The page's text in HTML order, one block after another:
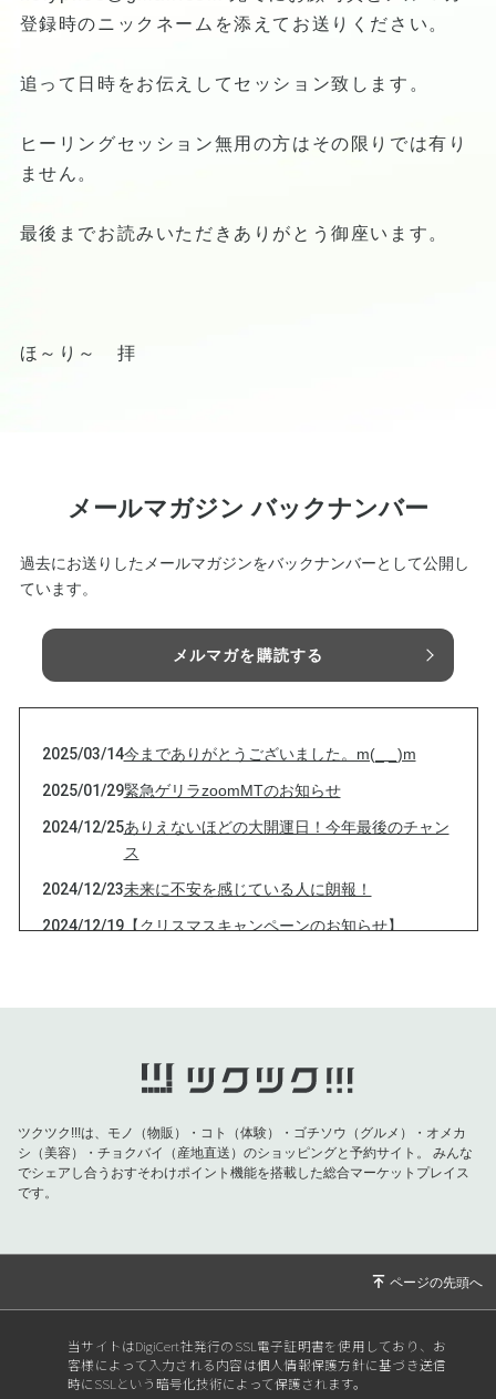
登録時のニックネームを添えてお送りください。
追って日時をお伝えしてセッション致します。
ヒーリングセッション無用の方はその限りでは有り
ません。
最後までお読みいただきありがとう御座います。
ほ～り～ 拝
メールマガジン バックナンバー
過去にお送りしたメールマガジンをバックナンバーとして公開し
ています。
メルマガを購読する
2025/03/14今までありがとうございました。m(_ _)m
2025/01/29緊急ゲリラzoomMTのお知らせ
2024/12/25ありえないほどの大開運日！今年最後のチャン
ス
2024/12/23未来に不安を感じている人に朗報！
2024/12/19【クリスマスキャンペーンのお知らせ】
【満月無料相談会・無料開運セッション（ショ
ートバージョン）zoomIDのおしらせ】
2024/11/14【お知らせ】16日土曜 満月無料なんでも相談
会・天賦の才開セッション（ショートバージョ
ン）
2024/10/3111月１日 新月無料相談会、一斉無料開運セッ
ション（ショートバージョン）zoomIDのお知
らせ
2024/10/29新月無料相談会、無料開運セッション（ショー
トバージョン）のお知らせ
ツクツク!!!は、モノ（物販）・コト（体験）・ゴチソウ（グルメ）・オメカ
シ（美容）・チョクバイ（産地直送）のショッピングと予約サイト。
みんな
でシェアし合うおすそわけポイント機能を搭載した総合マーケットプレイス
です。
当サイトはDigiCert社発行のSSL電子証明書を使用しており、お
客様によって入力される内容は個人情報保護方針に基づき送信
時にSSLという暗号化技術によって保護されます。